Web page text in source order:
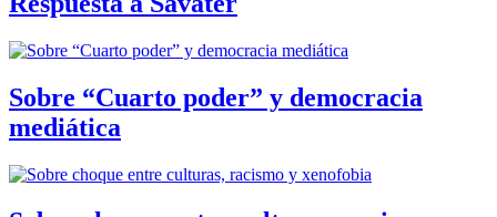
Sobre “Cuarto poder” y democracia
mediática